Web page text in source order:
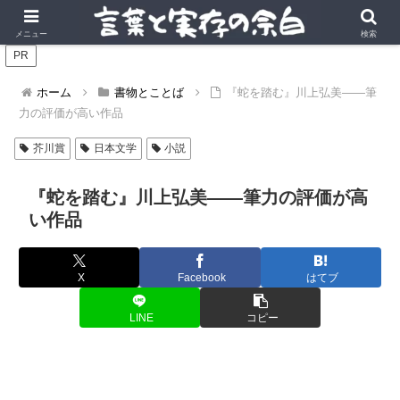
言葉の風景に、実存の深みを。
PR
ホーム 書物とことば
『蛇を踏む』川上弘美――筆
力の評価が高い作品
芥川賞 日本文学 小説
『蛇を踏む』川上弘美――筆力の評価が高
い作品
X Facebook はてブ
LINE コピー
メニュー 検索